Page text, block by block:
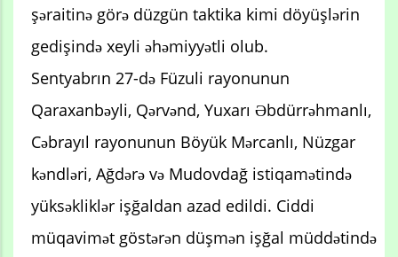
şəraitinə görə düzgün taktika kimi döyüşlərin
gedişində xeyli əhəmiyyətli olub.
Sentyabrın 27-də Füzuli rayonunun
Qaraxanbəyli, Qərvənd, Yuxarı Əbdürrəhmanlı,
Cəbrayıl rayonunun Böyük Mərcanlı, Nüzgar
kəndləri, Ağdərə və Mudovdağ istiqamətində
yüksəkliklər işğaldan azad edildi. Ciddi
müqavimət göstərən düşmən işğal müddətində